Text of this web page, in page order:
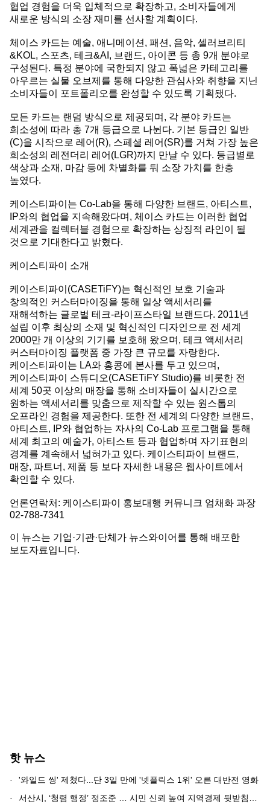
협업 경험을 더욱 입체적으로 확장하고, 소비자들에게
새로운 방식의 소장 재미를 선사할 계획이다.
체이스 카드는 예술, 애니메이션, 패션, 음악, 셀러브리티
&KOL, 스포츠, 테크&AI, 브랜드, 아이콘 등 총 9개 분야로
구성된다. 특정 분야에 국한되지 않고 폭넓은 카테고리를
아우르는 실물 오브제를 통해 다양한 관심사와 취향을 지닌
소비자들이 포트폴리오를 완성할 수 있도록 기획됐다.
모든 카드는 랜덤 방식으로 제공되며, 각 분야 카드는
희소성에 따라 총 7개 등급으로 나뉜다. 기본 등급인 일반
(C)을 시작으로 레어(R), 스페셜 레어(SR)를 거쳐 가장 높은
희소성의 레전더리 레어(LGR)까지 만날 수 있다. 등급별로
색상과 소재, 마감 등에 차별화를 둬 소장 가치를 한층
높였다.
케이스티파이는 Co-Lab을 통해 다양한 브랜드, 아티스트,
IP와의 협업을 지속해왔다며, 체이스 카드는 이러한 협업
세계관을 컬렉터블 경험으로 확장하는 상징적 라인이 될
것으로 기대한다고 밝혔다.
케이스티파이 소개
케이스티파이(CASETiFY)는 혁신적인 보호 기술과
창의적인 커스터마이징을 통해 일상 액세서리를
재해석하는 글로벌 테크-라이프스타일 브랜드다. 2011년
설립 이후 최상의 소재 및 혁신적인 디자인으로 전 세계
2000만 개 이상의 기기를 보호해 왔으며, 테크 액세서리
커스터마이징 플랫폼 중 가장 큰 규모를 자랑한다.
케이스티파이는 LA와 홍콩에 본사를 두고 있으며,
케이스티파이 스튜디오(CASETiFY Studio)를 비롯한 전
세계 50곳 이상의 매장을 통해 소비자들이 실시간으로
원하는 액세서리를 맞춤으로 제작할 수 있는 원스톱의
오프라인 경험을 제공한다. 또한 전 세계의 다양한 브랜드,
아티스트, IP와 협업하는 자사의 Co-Lab 프로그램을 통해
세계 최고의 예술가, 아티스트 등과 협업하며 자기표현의
경계를 계속해서 넓혀가고 있다. 케이스티파이 브랜드,
매장, 파트너, 제품 등 보다 자세한 내용은 웹사이트에서
확인할 수 있다.
언론연락처: 케이스티파이 홍보대행 커뮤니크 엄채화 과장
02-788-7341
이 뉴스는 기업·기관·단체가 뉴스와이어를 통해 배포한
보도자료입니다.
핫 뉴스
·
'와일드 씽' 제쳤다...단 3일 만에 '넷플릭스 1위' 오른 대반전 영화
·
서산시, ‘청렴 행정’ 정조준 … 시민 신뢰 높여 지역경제 뒷받침한다